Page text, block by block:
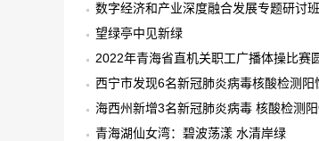
数字经济和产业深度融合发展专题研讨
望绿亭中见新绿
2022年青海省直机关职工广播体操比赛
西宁市发现6名新冠肺炎病毒核酸检测阳
海西州新增3名新冠肺炎病毒 核酸检测
青海湖仙女湾：碧波荡漾 水清岸绿